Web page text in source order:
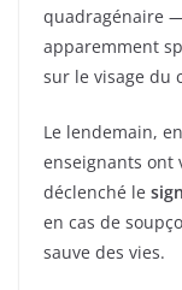
quadragénaire
apparemment
sur le visage du
Le lendemain,
enseignants ont
déclenché le
en cas de
sauve des vies.